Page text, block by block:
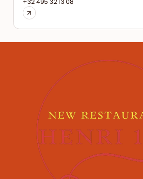
+32 495 32 13 08